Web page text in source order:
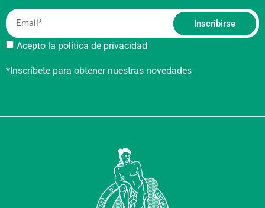
Acepto la política de privacidad
Inscribirse
*Inscríbete para obtener nuestras novedades